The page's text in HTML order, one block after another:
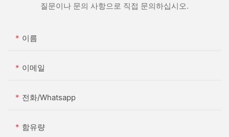
질문이나 문의 사항으로 직접 문의하십시오.
이름
이메일
전화/whatsapp
함유량